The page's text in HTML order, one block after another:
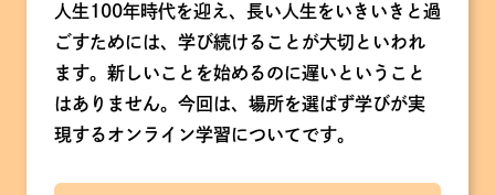
人生100年時代を迎え、長い人生をいきいきと過
ごすためには、学び続けることが大切といわれ
ます。新しいことを始めるのに遅いということ
はありません。今回は、場所を選ばず学びが実
現するオンライン学習についてです。